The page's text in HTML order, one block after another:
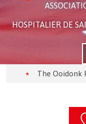
HOSPITALIER DE
The Ooidonk Rally